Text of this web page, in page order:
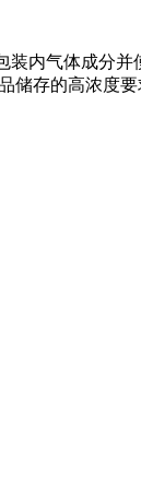
内气体成分并
储存的高浓度